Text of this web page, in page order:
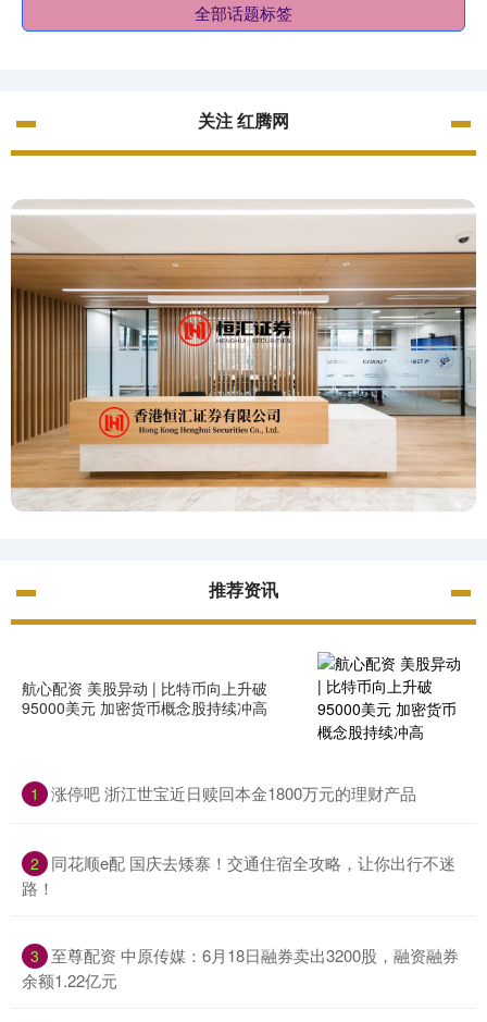
全部话题标签
关注 红腾网
推荐资讯
航心配资 美股异动 | 比特币向上升破
95000美元 加密货币概念股持续冲高
1 涨停吧 浙江世宝近日赎回本金1800万元的理财产品
2
同花顺e配 国庆去矮寨！交通住宿全攻略，让你出行不迷
路！
3 至尊配资 中原传媒：6月18日融券卖出3200股，融资融券
余额1.22亿元